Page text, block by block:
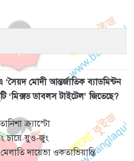
মোদী আন্তর্জাতিক ব্যাডমিন্টন
‘মিক্সড ডাবলস টাইটেল’ জিতেছে?
ক্র্যাস্টো
চায়ে য়ুও-জুং
দায়েভা ওকতাভিয়ান্তি